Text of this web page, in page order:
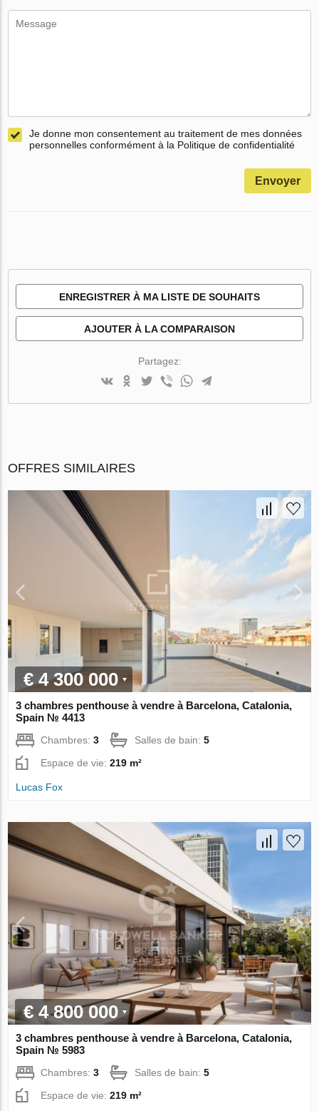
Je donne mon consentement au traitement de mes données
personnelles conformément à la Politique de confidentialité
Envoyer
ENREGISTRER À MA LISTE DE SOUHAITS
AJOUTER À LA COMPARAISON
Partagez:
OFFRES SIMILAIRES
€ 4 300 000
3 chambres penthouse à vendre à Barcelona, Catalonia,
Spain № 4413
Chambres:3 Salles de bain:5
Espace de vie:219 m²
Lucas Fox
€ 4 800 000
3 chambres penthouse à vendre à Barcelona, Catalonia,
Spain № 5983
Chambres:3 Salles de bain:5
Espace de vie:219 m²